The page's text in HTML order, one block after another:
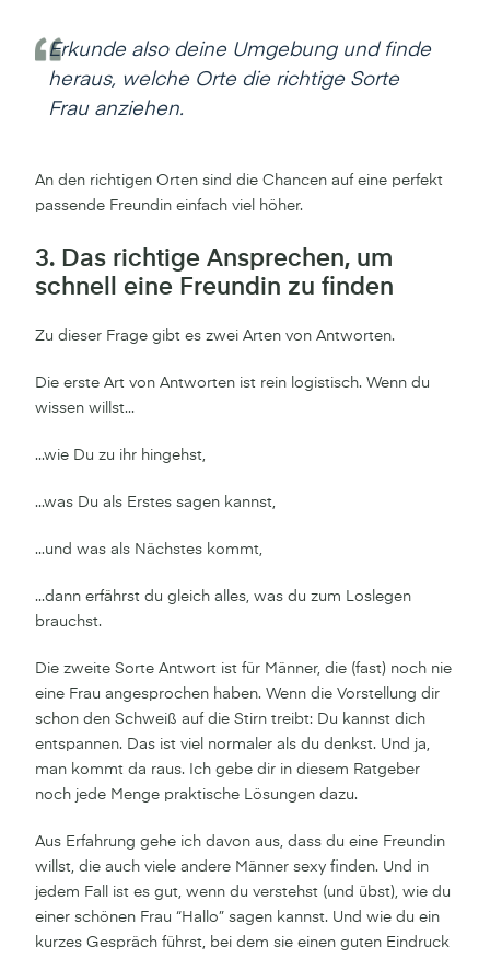
Erkunde also deine Umgebung und finde
heraus, welche Orte die richtige Sorte
Frau anziehen.
An den richtigen Orten sind die Chancen auf eine perfekt
passende Freundin einfach viel höher.
3. Das richtige Ansprechen, um
schnell eine Freundin zu finden
Zu dieser Frage gibt es zwei Arten von Antworten.
Die erste Art von Antworten ist rein logistisch. Wenn du
wissen willst...
...wie Du zu ihr hingehst,
...was Du als Erstes sagen kannst,
...und was als Nächstes kommt,
...dann erfährst du gleich alles, was du zum Loslegen
brauchst.
Die zweite Sorte Antwort ist für Männer, die (fast) noch nie
eine Frau angesprochen haben. Wenn die Vorstellung dir
schon den Schweiß auf die Stirn treibt: Du kannst dich
entspannen. Das ist viel normaler als du denkst. Und ja,
man kommt da raus. Ich gebe dir in diesem Ratgeber
noch jede Menge praktische Lösungen dazu.
Aus Erfahrung gehe ich davon aus, dass du eine Freundin
willst, die auch viele andere Männer sexy finden. Und in
jedem Fall ist es gut, wenn du verstehst (und übst), wie du
einer schönen Frau “Hallo” sagen kannst. Und wie du ein
kurzes Gespräch führst, bei dem sie einen guten Eindruck